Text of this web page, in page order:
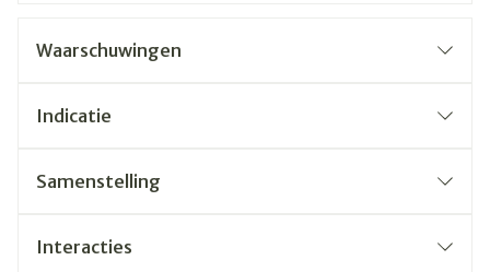
Waarschuwingen
Indicatie
Samenstelling
Interacties